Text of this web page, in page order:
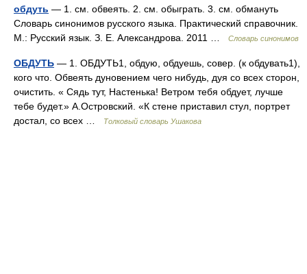
обдуть — 1. см. обвеять. 2. см. обыграть. 3. см. обмануть
Словарь синонимов русского языка. Практический справочник.
М.: Русский язык. З. Е. Александрова. 2011 …
Словарь синонимов
ОБДУТЬ — 1. ОБДУТЬ1, обдую, обдуешь, совер. (к обдувать1),
кого что. Обвеять дуновением чего нибудь, дуя со всех сторон,
очистить. « Сядь тут, Настенька! Ветром тебя обдует, лучше
тебе будет.» А.Островский. «К стене приставил стул, портрет
достал, со всех …
Толковый словарь Ушакова